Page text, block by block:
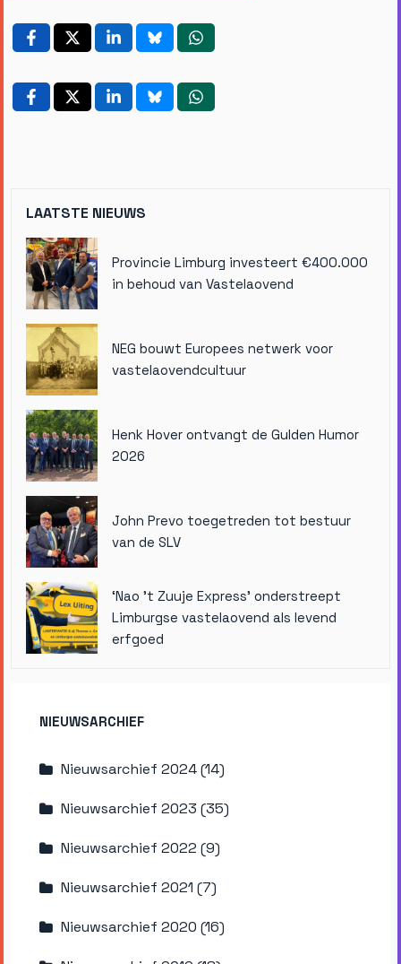
LAATSTE NIEUWS
Provincie Limburg investeert €400.000
in behoud van Vastelaovend
NEG bouwt Europees netwerk voor
vastelaovendcultuur
Henk Hover ontvangt de Gulden Humor
2026
John Prevo toegetreden tot bestuur
van de SLV
‘Nao ’t Zuuje Express’ onderstreept
Limburgse vastelaovend als levend
erfgoed
NIEUWSARCHIEF
Nieuwsarchief 2024 (14)
Nieuwsarchief 2023 (35)
Nieuwsarchief 2022 (9)
Nieuwsarchief 2021 (7)
Nieuwsarchief 2020 (16)